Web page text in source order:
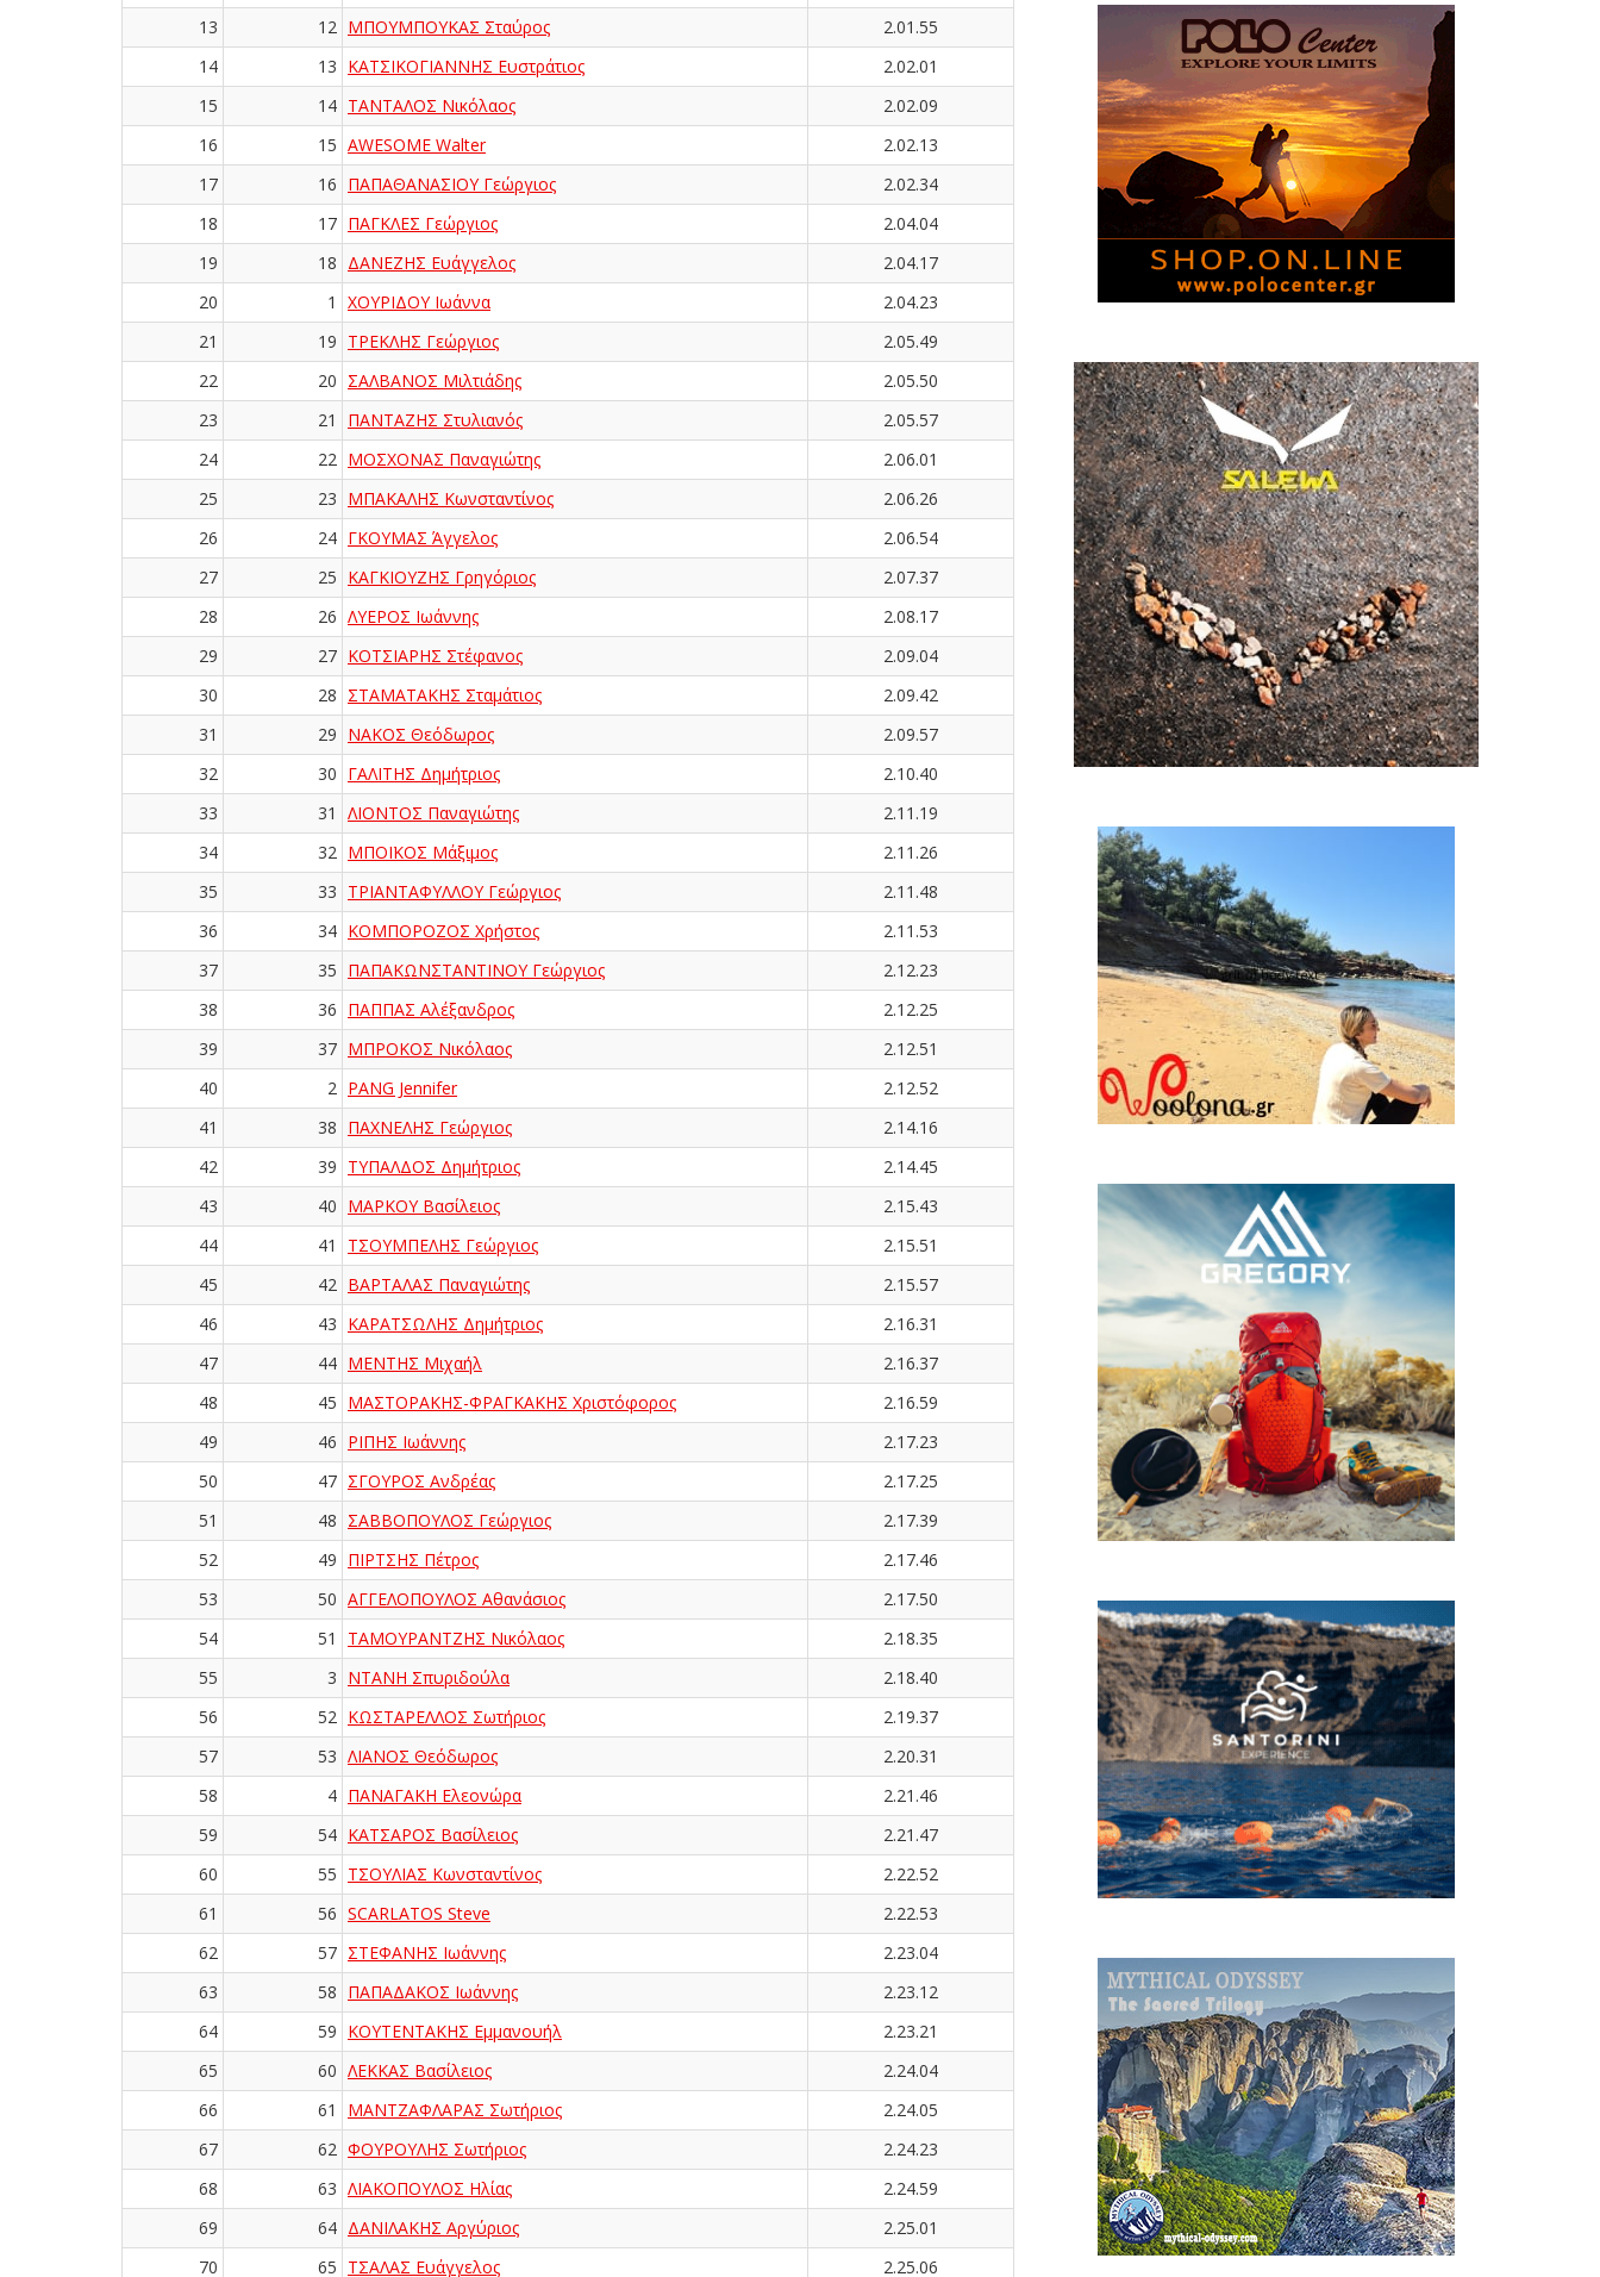
13
12 ΜΠΟΥΜΠΟΥΚΑΣ Σταύρος
2.01.55
14
13 ΚΑΤΣΙΚΟΓΙΑΝΝΗΣ Ευστράτιος
2.02.01
15
14 ΤΑΝΤΑΛΟΣ Νικόλαος
2.02.09
16
15 AWESOME Walter
2.02.13
17
16 ΠΑΠΑΘΑΝΑΣΙΟΥ Γεώργιος
2.02.34
18
17 ΠΑΓΚΛΕΣ Γεώργιος
2.04.04
19
18 ΔΑΝΕΖΗΣ Ευάγγελος
2.04.17
20
1 ΧΟΥΡΙΔΟΥ Ιωάννα
2.04.23
21
19 ΤΡΕΚΛΗΣ Γεώργιος
2.05.49
22
20 ΣΑΛΒΑΝΟΣ Μιλτιάδης
2.05.50
23
21 ΠΑΝΤΑΖΗΣ Στυλιανός
2.05.57
24
22 ΜΟΣΧΟΝΑΣ Παναγιώτης
2.06.01
25
23 ΜΠΑΚΑΛΗΣ Κωνσταντίνος
2.06.26
26
24 ΓΚΟΥΜΑΣ Άγγελος
2.06.54
27
25 ΚΑΓΚΙΟΥΖΗΣ Γρηγόριος
2.07.37
28
26 ΛΥΕΡΟΣ Ιωάννης
2.08.17
29
27 ΚΟΤΣΙΑΡΗΣ Στέφανος
2.09.04
30
28 ΣΤΑΜΑΤΑΚΗΣ Σταμάτιος
2.09.42
31
29 ΝΑΚΟΣ Θεόδωρος
2.09.57
32
30 ΓΑΛΙΤΗΣ Δημήτριος
2.10.40
33
31 ΛΙΟΝΤΟΣ Παναγιώτης
2.11.19
34
32 ΜΠΟΪΚΟΣ Μάξιμος
2.11.26
35
33 ΤΡΙΑΝΤΑΦΥΛΛΟΥ Γεώργιος
2.11.48
36
34 ΚΟΜΠΟΡΟΖΟΣ Χρήστος
2.11.53
37
35 ΠΑΠΑΚΩΝΣΤΑΝΤΙΝΟΥ Γεώργιος
2.12.23
38
36 ΠΑΠΠΑΣ Αλέξανδρος
2.12.25
39
37 ΜΠΡΟΚΟΣ Νικόλαος
2.12.51
40
2 PANG Jennifer
2.12.52
41
38 ΠΑΧΝΕΛΗΣ Γεώργιος
2.14.16
42
39 ΤΥΠΑΛΔΟΣ Δημήτριος
2.14.45
43
40 ΜΑΡΚΟΥ Βασίλειος
2.15.43
44
41 ΤΣΟΥΜΠΕΛΗΣ Γεώργιος
2.15.51
45
42 ΒΑΡΤΑΛΑΣ Παναγιώτης
2.15.57
46
43 ΚΑΡΑΤΣΩΛΗΣ Δημήτριος
2.16.31
47
44 ΜΕΝΤΗΣ Μιχαήλ
2.16.37
48
45 ΜΑΣΤΟΡΑΚΗΣ-ΦΡΑΓΚΑΚΗΣ Χριστόφορος
2.16.59
49
46 ΡΙΠΗΣ Ιωάννης
2.17.23
50
47 ΣΓΟΥΡΟΣ Ανδρέας
2.17.25
51
48 ΣΑΒΒΟΠΟΥΛΟΣ Γεώργιος
2.17.39
52
49 ΠΙΡΤΣΗΣ Πέτρος
2.17.46
53
50 ΑΓΓΕΛΟΠΟΥΛΟΣ Αθανάσιος
2.17.50
54
51 ΤΑΜΟΥΡΑΝΤΖΗΣ Νικόλαος
2.18.35
55
3 ΝΤΑΝΗ Σπυριδούλα
2.18.40
56
52 ΚΩΣΤΑΡΕΛΛΟΣ Σωτήριος
2.19.37
57
53 ΛΙΑΝΟΣ Θεόδωρος
2.20.31
58
4 ΠΑΝΑΓΑΚΗ Ελεονώρα
2.21.46
59
54 ΚΑΤΣΑΡΟΣ Βασίλειος
2.21.47
60
55 ΤΣΟΥΛΙΑΣ Κωνσταντίνος
2.22.52
61
56 SCARLATOS Steve
2.22.53
62
57 ΣΤΕΦΑΝΗΣ Ιωάννης
2.23.04
63
58 ΠΑΠΑΔΑΚΟΣ Ιωάννης
2.23.12
64
59 ΚΟΥΤΕΝΤΑΚΗΣ Εμμανουήλ
2.23.21
65
60 ΛΕΚΚΑΣ Βασίλειος
2.24.04
66
61 ΜΑΝΤΖΑΦΛΑΡΑΣ Σωτήριος
2.24.05
67
62 ΦΟΥΡΟΥΛΗΣ Σωτήριος
2.24.23
68
63 ΛΙΑΚΟΠΟΥΛΟΣ Ηλίας
2.24.59
69
64 ΔΑΝΙΛΑΚΗΣ Αργύριος
2.25.01
70
65 ΤΣΑΛΑΣ Ευάγγελος 2.25.06